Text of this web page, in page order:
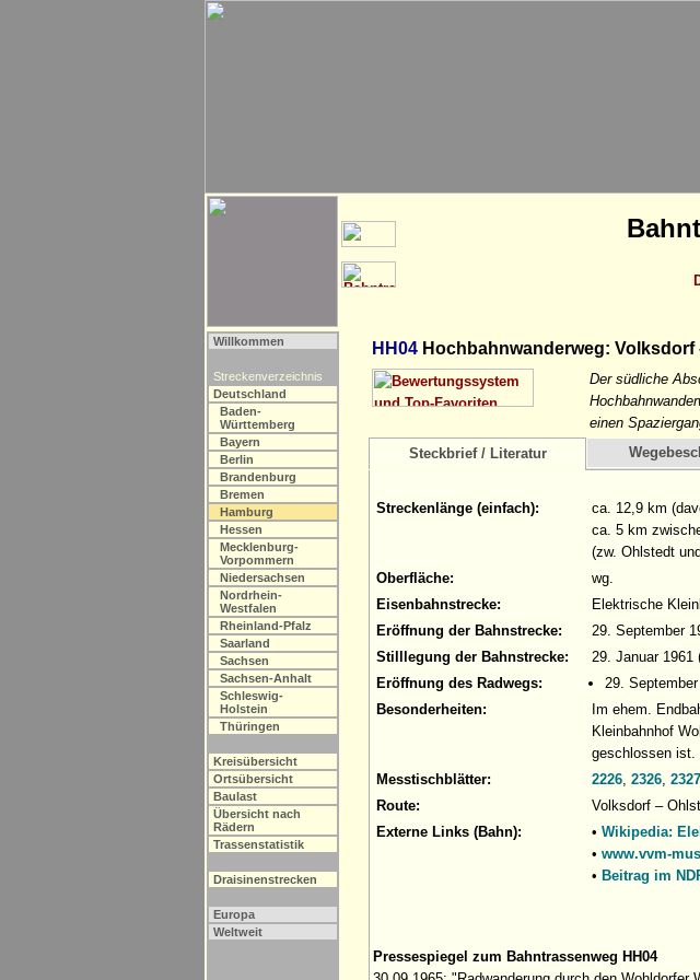
Willkommen
Streckenverzeichnis
Deutschland
Baden-
Württemberg
Bayern
Berlin
Brandenburg
Bremen
Hamburg
Hessen
Mecklenburg-
Vorpommern
Niedersachsen
Nordrhein-
Westfalen
Rheinland-Pfalz
Saarland
Sachsen
Sachsen-Anhalt
Schleswig-
Holstein
Thüringen
Kreisübersicht
Ortsübersicht
Baulast
Übersicht nach
Rädern
Trassenstatistik
Draisinenstrecken
Europa
Weltweit
HH04 Hochbahnwanderweg: Volksdorf
Der südliche
einen
Steckbrief / Literatur
Streckenlänge (einfach):
ca. 12,9 km
ca. 5 km
(zw. Ohlstedt
Oberfläche:
wg.
Eisenbahnstrecke:
Elektrische
Eröffnung der Bahnstrecke:
29. September
Stilllegung der Bahnstrecke:
29. Januar 1961
Eröffnung des Radwegs:
29.
Besonderheiten:
Im ehem.
Kleinbahnhof
geschlossen ist.
Messtischblätter:
2226, 2326, 2327
Route:
Volksdorf –
Externe Links (Bahn):
• Wikipedia:
• www.vvm-
• Beitrag im
Pressespiegel zum Bahntrassenweg HH04